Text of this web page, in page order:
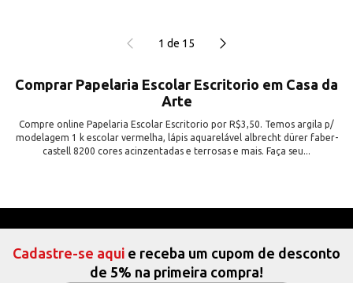
1 de 15
Comprar Papelaria Escolar Escritorio em Casa da
Arte
Compre online Papelaria Escolar Escritorio por R$3,50. Temos argila p/
modelagem 1 k escolar vermelha, lápis aquarelável albrecht dürer faber-
castell 8200 cores acinzentadas e terrosas e mais. Faça seu...
Cadastre-se aqui e receba um cupom de desconto
de 5% na primeira compra!